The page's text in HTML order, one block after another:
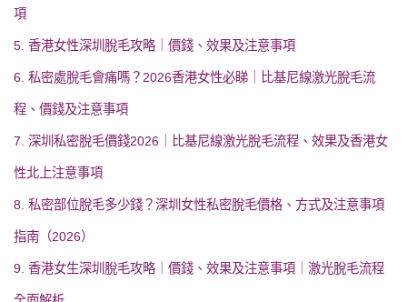
項
5. 香港女性深圳脫毛攻略｜價錢、效果及注意事項
6. 私密處脫毛會痛嗎？2026香港女性必睇｜比基尼線激光脫毛流
程、價錢及注意事項
7. 深圳私密脫毛價錢2026｜比基尼線激光脫毛流程、效果及香港女
性北上注意事項
8. 私密部位脫毛多少錢？深圳女性私密脫毛價格、方式及注意事項
指南（2026）
9. 香港女生深圳脫毛攻略｜價錢、效果及注意事項｜激光脫毛流程